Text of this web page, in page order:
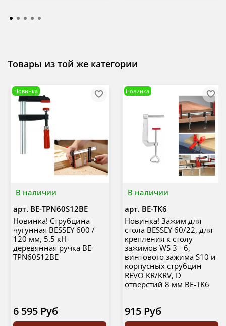
Товары из той же категории
В наличии
Новинка
арт. BE-TPN60S12BE
Новинка! Струбцина
чугунная BESSEY 600 /
120 мм, 5.5 кН
деревянная ручка BE-
TPN60S12BE
6 595 Руб
В наличии
Новинка
арт. BE-TK6
Новинка! Зажим для
стола BESSEY 60/22, для
крепления к столу
зажимов WS 3 - 6,
винтового зажима S10 и
корпусных струбцин
REVO KR/KRV, D
отверстий 8 мм BE-TK6
915 Руб